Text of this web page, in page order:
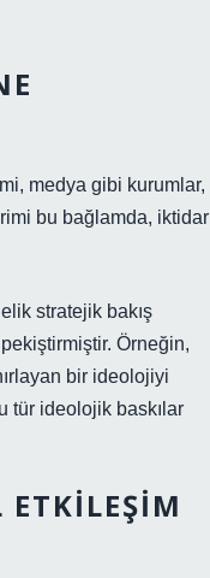
medya gibi kurumlar,
bu bağlamda, iktidar
stratejik bakış
Örneğin,
bir ideolojiyi
tür ideolojik baskılar